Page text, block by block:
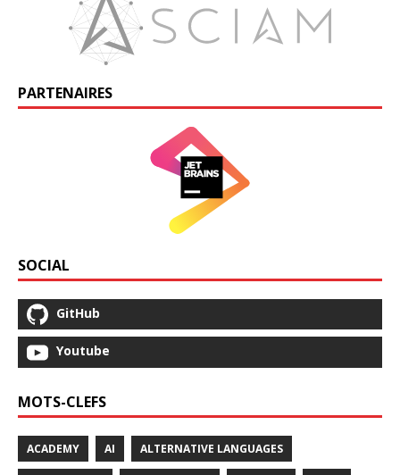
PARTENAIRES
SOCIAL
GitHub
Youtube
MOTS-CLEFS
ACADEMY AI ALTERNATIVE LANGUAGES